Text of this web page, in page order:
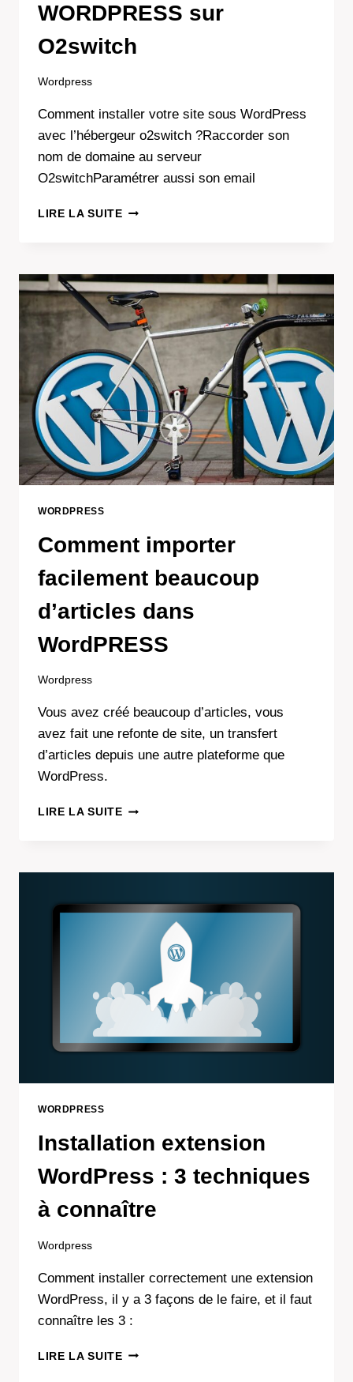
WORDPRESS sur
O2switch
Wordpress
Comment installer votre site sous WordPress
avec l’hébergeur o2switch ?Raccorder son
nom de domaine au serveur
O2switchParamétrer aussi son email
LIRE LA SUITECOMMENT
O2SWITCH
WORDPRESS
Comment importer
facilement beaucoup
d’articles dans
WordPRESS
Wordpress
Vous avez créé beaucoup d’articles, vous
avez fait une refonte de site, un transfert
d’articles depuis une autre plateforme que
WordPress.
LIRE LA SUITECOMMENT
D’ARTICLES
WORDPRESS
WORDPRESS
Installation extension
WordPress : 3 techniques
à connaître
Wordpress
Comment installer correctement une extension
WordPress, il y a 3 façons de le faire, et il faut
connaître les 3 :
LIRE LA SUITEINSTALLATION